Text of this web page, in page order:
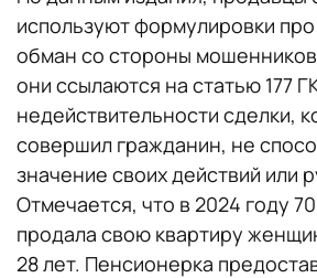
используют формулировки
обман со стороны
они ссылаются на статью 177
недействительности сделки,
совершил гражданин, не
значение своих действий или
Отмечается, что в 2024 году
продала свою квартиру
28 лет. Пенсионерка